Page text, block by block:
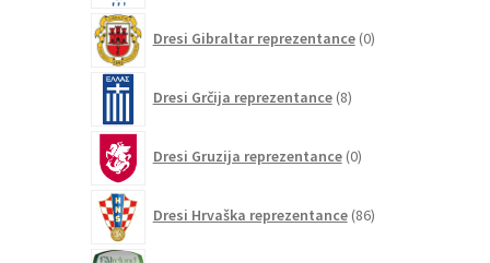
Dresi Gibraltar reprezentance 0izdelkov
Dresi Grčija reprezentance 8izdelkov
Dresi Gruzija reprezentance 0izdelkov
Dresi Hrvaška reprezentance 86izdelkov